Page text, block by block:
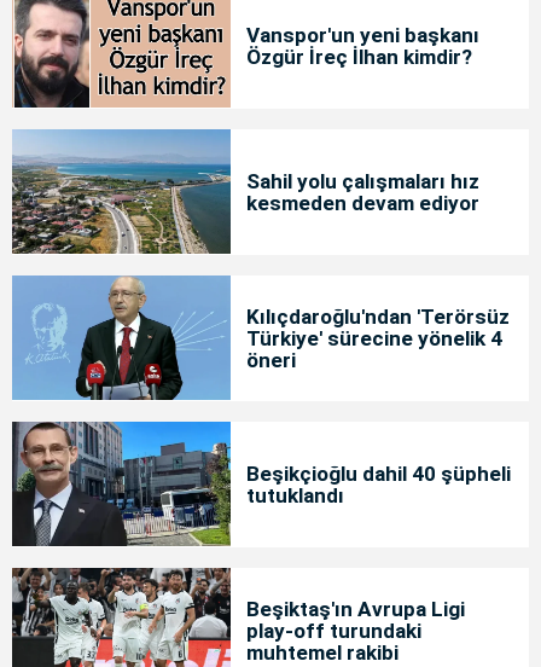
Vanspor'un yeni başkanı
Özgür İreç İlhan kimdir?
Sahil yolu çalışmaları hız
kesmeden devam ediyor
Kılıçdaroğlu'ndan 'Terörsüz
Türkiye' sürecine yönelik 4
öneri
Beşikçioğlu dahil 40 şüpheli
tutuklandı
Beşiktaş'ın Avrupa Ligi
play-off turundaki
muhtemel rakibi